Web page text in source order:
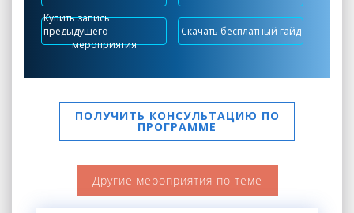
Купить запись
предыдущего
мероприятия
Скачать бесплатный гайд
ПОЛУЧИТЬ КОНСУЛЬТАЦИЮ ПО
ПРОГРАММЕ
Другие мероприятия по теме